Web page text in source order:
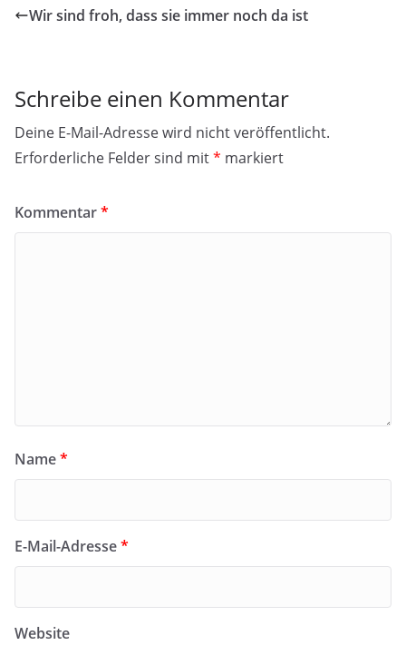
Wir sind froh, dass sie immer noch da ist
Schreibe einen Kommentar
Deine E-Mail-Adresse wird nicht veröffentlicht.
Erforderliche Felder sind mit* markiert
Kommentar*
Name*
E-Mail-Adresse*
Website